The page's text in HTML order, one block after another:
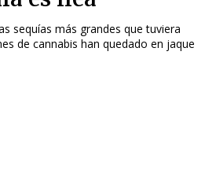
sequías más grandes que tuviera
de cannabis han quedado en jaque